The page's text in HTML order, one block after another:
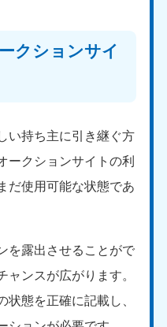
クションサイ
い持ち主に引き継ぐ方
ークションサイトの利
だ使用可能な状態であ
を露出させることがで
ンスが広がります。
態を正確に記載し、